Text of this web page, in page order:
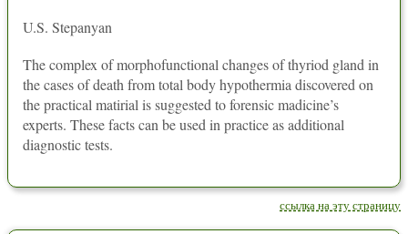
U.S. Stepanyan
The complex of morphofunctional changes of thyriod gland in
the cases of death from total body hypothermia discovered on
the practical matirial is suggested to forensic madicine’s
experts. These facts can be used in practice as additional
diagnostic tests.
ссылка на эту страницу